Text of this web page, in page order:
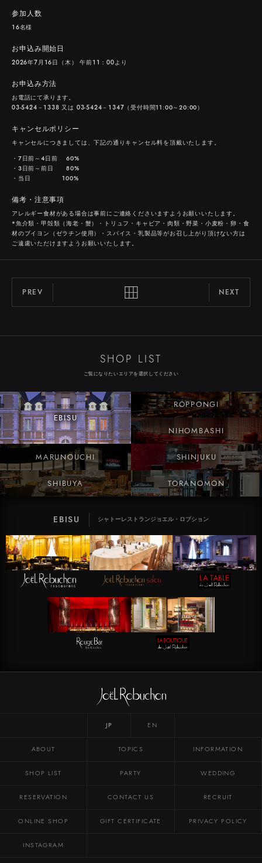
参加人数
１６名様
お申込み開始日
２０２６年７月１６日（木） 午前１１：００より
お申込み方法
お電話にて承ります。
０３-５４２４－１３３８ 又は ０３-５４２４－１３４７（受付時間11:00～20:00）
キャンセルポリシー
キャンセルにつきましては、下記の通りキャンセル料を頂戴いたします。
・7日前～4日前 60%
・3日前～前日 80%
・当日 100%
備考・注意事項
アレルギー食材がある場合は事前にご連絡くださいますようお願いいたします。
*魚介類・甲殻類（海老・蟹）・トリュフ・キャビア・肉類・野菜・小麦粉・卵・食
材のブイヨン（ゼラチン使用）・スパイス・乳製品等がお召し上がり頂けない方は
ご遠慮いただけますようお願いいたします。
PREV NEXT
SHOP LIST
ご覧になりたいエリアを選択してください
EBISU
ROPPONGI
NIHOMBASHI
MARUNOUCHI
SHIBUYA
SHINJUKU
TORANOMON
EBISU シャトーレストランジョエル・ロブション
ROPPONGI 六本木ヒルズ
NIHOMBASHI 日本橋高島屋
MARUNOUCHI 丸の内ブリックスクエア
SHIBUYA 渋谷ヒカリエ内ShinQs B2 東横のれん街
SHINJUKU NEWoMan
TORANOMON 虎ノ門ヒルズ ビジネスタワー
JP EN
ABOUT TOPICS INFORMATION
SHOP LIST PARTY WEDDING
RESERVATION CONTACT US RECRUIT
ONLINE SHOP GIFT CERTIFICATE PRIVACY POLICY
INSTAGRAM